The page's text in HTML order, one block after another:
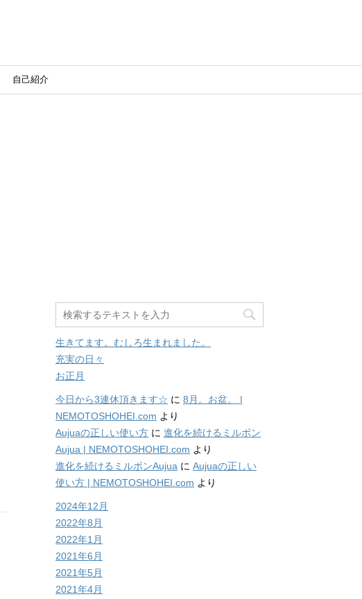
自己紹介
生きてます。むしろ生まれました。
充実の日々
お正月
今日から3連休頂きます☆ に 8月。お盆。 |
NEMOTOSHOHEI.com より
Aujuaの正しい使い方 に 進化を続けるミルボン
Aujua | NEMOTOSHOHEI.com より
進化を続けるミルボンAujua に Aujuaの正しい
使い方 | NEMOTOSHOHEI.com より
2024年12月
2022年8月
2022年1月
2021年6月
2021年5月
2021年4月